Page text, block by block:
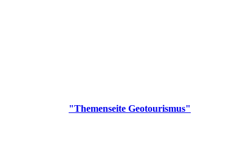
"Themenseite Geotourismus"